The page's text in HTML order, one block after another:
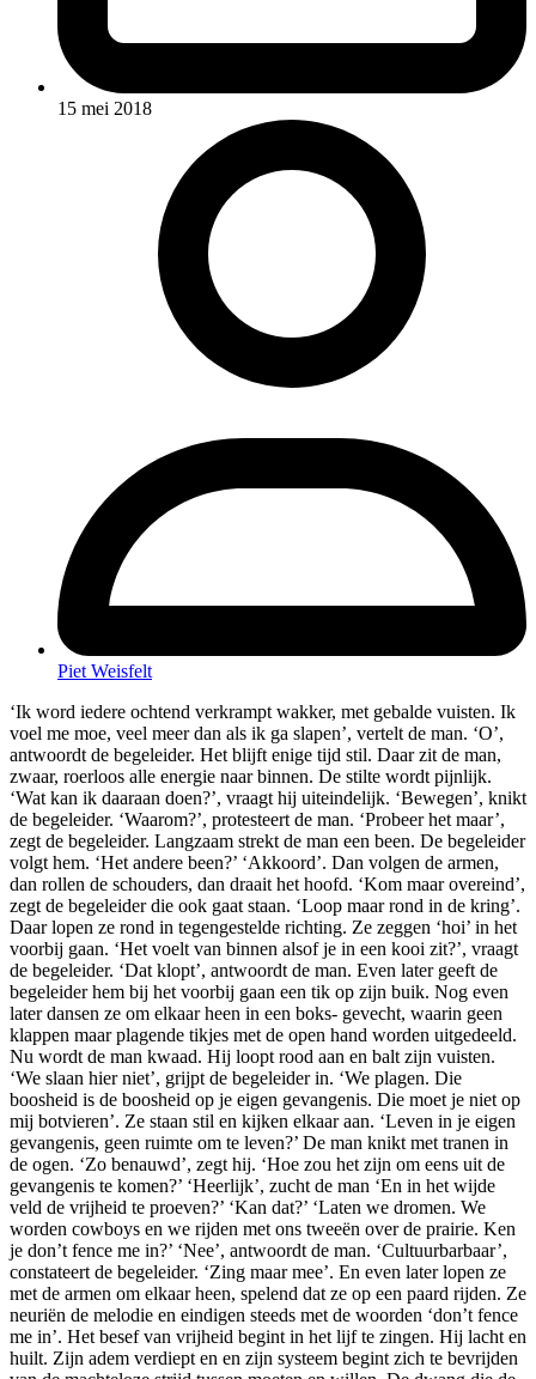
15 mei 2018
Piet Weisfelt
‘Ik word iedere ochtend verkrampt wakker, met gebalde vuisten. Ik
voel me moe, veel meer dan als ik ga slapen’, vertelt de man. ‘O’,
antwoordt de begeleider. Het blijft enige tijd stil. Daar zit de man,
zwaar, roerloos alle energie naar binnen. De stilte wordt pijnlijk.
‘Wat kan ik daaraan doen?’, vraagt hij uiteindelijk. ‘Bewegen’, knikt
de begeleider. ‘Waarom?’, protesteert de man. ‘Probeer het maar’,
zegt de begeleider. Langzaam strekt de man een been. De begeleider
volgt hem. ‘Het andere been?’ ‘Akkoord’. Dan volgen de armen,
dan rollen de schouders, dan draait het hoofd. ‘Kom maar overeind’,
zegt de begeleider die ook gaat staan. ‘Loop maar rond in de kring’.
Daar lopen ze rond in tegengestelde richting. Ze zeggen ‘hoi’ in het
voorbij gaan. ‘Het voelt van binnen alsof je in een kooi zit?’, vraagt
de begeleider. ‘Dat klopt’, antwoordt de man. Even later geeft de
begeleider hem bij het voorbij gaan een tik op zijn buik. Nog even
later dansen ze om elkaar heen in een boks- gevecht, waarin geen
klappen maar plagende tikjes met de open hand worden uitgedeeld.
Nu wordt de man kwaad. Hij loopt rood aan en balt zijn vuisten.
‘We slaan hier niet’, grijpt de begeleider in. ‘We plagen. Die
boosheid is de boosheid op je eigen gevangenis. Die moet je niet op
mij botvieren’. Ze staan stil en kijken elkaar aan. ‘Leven in je eigen
gevangenis, geen ruimte om te leven?’ De man knikt met tranen in
de ogen. ‘Zo benauwd’, zegt hij. ‘Hoe zou het zijn om eens uit de
gevangenis te komen?’ ‘Heerlijk’, zucht de man ‘En in het wijde
veld de vrijheid te proeven?’ ‘Kan dat?’ ‘Laten we dromen. We
worden cowboys en we rijden met ons tweeën over de prairie. Ken
je don’t fence me in?’ ‘Nee’, antwoordt de man. ‘Cultuurbarbaar’,
constateert de begeleider. ‘Zing maar mee’. En even later lopen ze
met de armen om elkaar heen, spelend dat ze op een paard rijden. Ze
neuriën de melodie en eindigen steeds met de woorden ‘don’t fence
me in’. Het besef van vrijheid begint in het lijf te zingen. Hij lacht en
huilt. Zijn adem verdiept en en zijn systeem begint zich te bevrijden